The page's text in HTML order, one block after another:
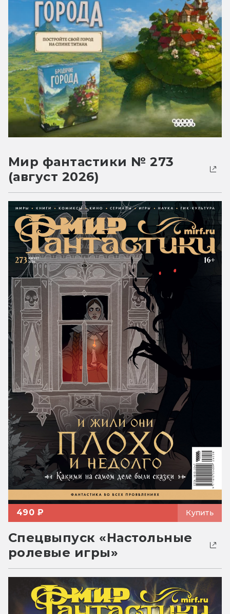
Мир фантастики № 273
(август 2026)
490 ₽ Купить
Спецвыпуск «Настольные
ролевые игры»